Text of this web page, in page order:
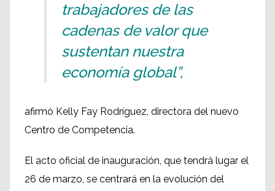
trabajadores de las
cadenas de valor que
sustentan nuestra
economía global”,
afirmó Kelly Fay Rodríguez, directora del nuevo
Centro de Competencia.
El acto oficial de inauguración, que tendrá lugar el
26 de marzo, se centrará en la evolución del